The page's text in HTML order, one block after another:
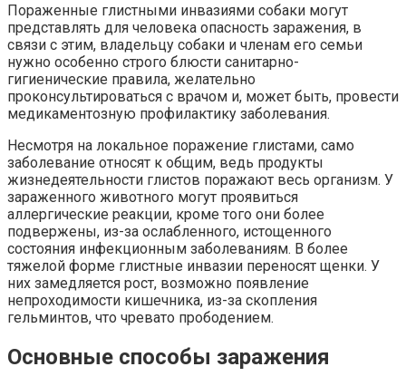
Пораженные глистными инвазиями собаки могут
представлять для человека опасность заражения, в
связи с этим, владельцу собаки и членам его семьи
нужно особенно строго блюсти санитарно-
гигиенические правила, желательно
проконсультироваться с врачом и, может быть, провести
медикаментозную профилактику заболевания.
Несмотря на локальное поражение глистами, само
заболевание относят к общим, ведь продукты
жизнедеятельности глистов поражают весь организм. У
зараженного животного могут проявиться
аллергические реакции, кроме того они более
подвержены, из-за ослабленного, истощенного
состояния инфекционным заболеваниям. В более
тяжелой форме глистные инвазии переносят щенки. У
них замедляется рост, возможно появление
непроходимости кишечника, из-за скопления
гельминтов, что чревато прободением.
Основные способы заражения